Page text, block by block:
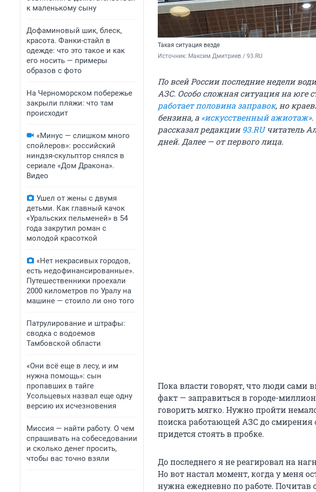
к маленькому сыну
Дофаминовый шик, блеск,
красота. Фанки-стайл в
одежде: что это такое и как
его носить — примеры
образов с фото
На Черноморском побережье
закрыли пляжи: что там
происходит
«Минус — слишком много
спойлеров»: российский
ниндзя-скульптор снялся в
сериале «Дом Дракона».
Видео
Ушел от жены с двумя
детьми. Как главный качок
«Уральских пельменей» в 54
года закрутил роман с
молодой красоткой
«Нет некрасивых городов,
есть недофинансированные».
Путешественники проехали
2000 километров по Уралу на
машине — стоило ли оно того
Патрулирование и штрафы:
сводка с водоемов
Тамбовской области
«Они всё еще в лесу, и им
нужна помощь»: сын
пропавших в тайге
Усольцевых назвал еще одну
версию их исчезновения
Миссия — найти работу. О чем
спрашивать на собеседовании
и сколько денег просить,
чтобы вас точно взяли
Такая ситуация везде
Источник: Максим Дмитриев / 93.RU
По всей России последние недели
АЗС. Особо сложная ситуация на юге
работает половина заправок, но
бензина, а «искусственный ажиотаж».
рассказал редакции 93.RUчитатель
дней. Далее — от первого лица.
Пока власти говорят, что люди сами
факт — заправиться в городе-
говорить мягко. Нужно пройти
поиска работающей АЗС до смирения
придется стоять в пробке.
До последнего я не реагировал на
Но вот настал момент, когда у меня
нужна ежедневно по работе. Почитав